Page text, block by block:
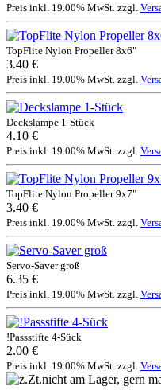
Preis inkl. 19.00% MwSt. zzgl.
TopFlite Nylon Propeller 8x6"
3.40 €
Preis inkl. 19.00% MwSt. zzgl.
Deckslampe 1-Stück
4.10 €
Preis inkl. 19.00% MwSt. zzgl.
TopFlite Nylon Propeller 9x7"
3.40 €
Preis inkl. 19.00% MwSt. zzgl.
Servo-Saver groß
6.35 €
Preis inkl. 19.00% MwSt. zzgl.
!Passstifte 4-Sück
2.00 €
Preis inkl. 19.00% MwSt. zzgl.